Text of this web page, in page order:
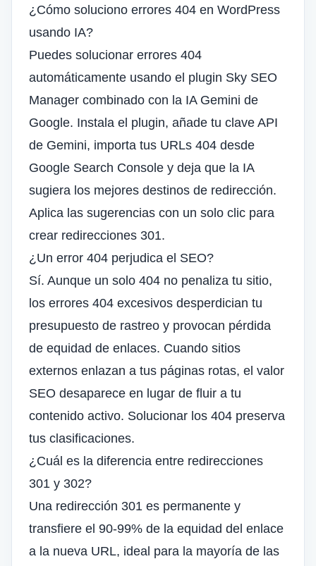
¿Cómo soluciono errores 404 en WordPress
usando IA?
Puedes solucionar errores 404
automáticamente usando el plugin Sky SEO
Manager combinado con la IA Gemini de
Google. Instala el plugin, añade tu clave API
de Gemini, importa tus URLs 404 desde
Google Search Console y deja que la IA
sugiera los mejores destinos de redirección.
Aplica las sugerencias con un solo clic para
crear redirecciones 301.
¿Un error 404 perjudica el SEO?
Sí. Aunque un solo 404 no penaliza tu sitio,
los errores 404 excesivos desperdician tu
presupuesto de rastreo y provocan pérdida
de equidad de enlaces. Cuando sitios
externos enlazan a tus páginas rotas, el valor
SEO desaparece en lugar de fluir a tu
contenido activo. Solucionar los 404 preserva
tus clasificaciones.
¿Cuál es la diferencia entre redirecciones
301 y 302?
Una redirección 301 es permanente y
transfiere el 90-99% de la equidad del enlace
a la nueva URL, ideal para la mayoría de las